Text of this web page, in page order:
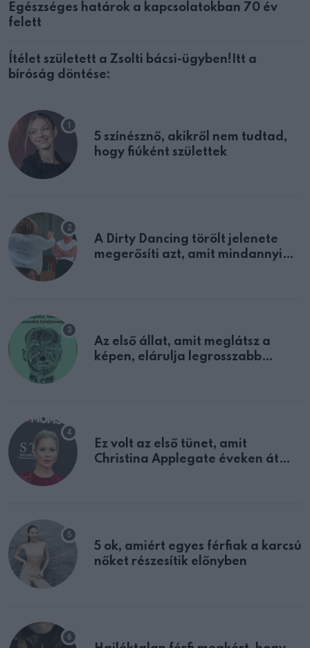
Egészséges határok a kapcsolatokban 70 év
felett
Ítélet született a Zsolti bácsi-ügyben!Itt a
bíróság döntése:
5 színésznő, akikről nem tudtad,
hogy fiúként születtek
A Dirty Dancing törölt jelenete
megerősíti azt, amit mindannyian
Az első állat, amit meglátsz a
képen, elárulja legrosszabb
Ez volt az első tünet, amit
Christina Applegate éveken át
5 ok, amiért egyes férfiak a karcsú
nőket részesítik előnyben